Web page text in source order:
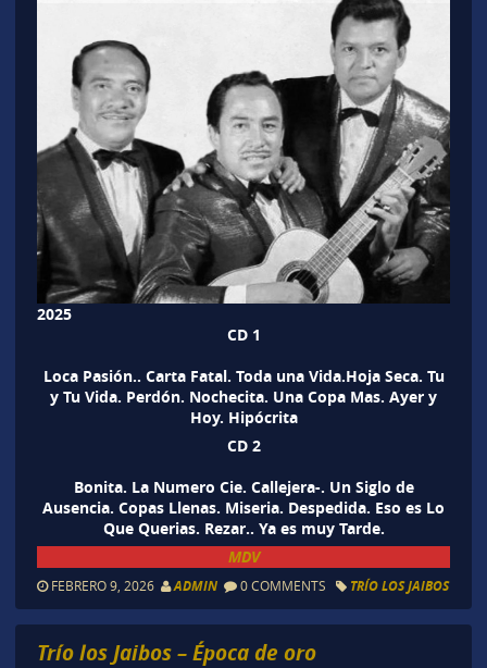
2025
CD 1
Loca Pasión.. Carta Fatal. Toda una Vida.Hoja Seca. Tu
y Tu Vida. Perdón. Nochecita. Una Copa Mas. Ayer y
Hoy. Hipócrita
CD 2
Bonita. La Numero Cie. Callejera-. Un Siglo de
Ausencia. Copas Llenas. Miseria. Despedida. Eso es Lo
Que Querias. Rezar.. Ya es muy Tarde.
MDV
FEBRERO 9, 2026 ADMIN 0 COMMENTS TRÍO LOS JAIBOS
Trío los Jaibos – Época de oro